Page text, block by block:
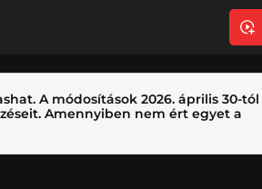
A módosítások 2026. április 30-tól
Amennyiben nem ért egyet a